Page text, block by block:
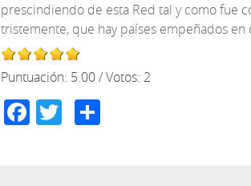
prescindiendo de esta Red tal y como fue
tristemente, que hay países empeñados en
Puntuación: 5.00/ Votos: 2
Facebook
Twitter